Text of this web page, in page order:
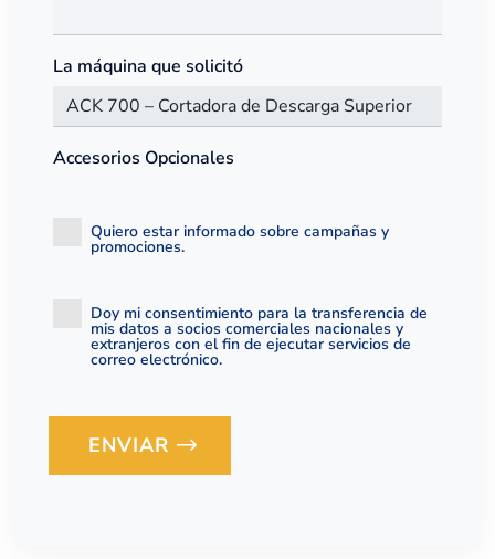
La máquina que solicitó
Accesorios Opcionales
Quiero estar informado sobre campañas y
promociones.
Doy mi consentimiento para la transferencia de
mis datos a socios comerciales nacionales y
extranjeros con el fin de ejecutar servicios de
correo electrónico.
Loading...
ENVIAR